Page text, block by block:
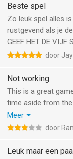
vergeleken op 7
Beste spel
Zo leuk spel alles
rustgevend als je
GEEF HET DE VIJF
door
Not working
This is a great
time aside from
turns black and I
me back to my
Meer
door
Leuk maar een